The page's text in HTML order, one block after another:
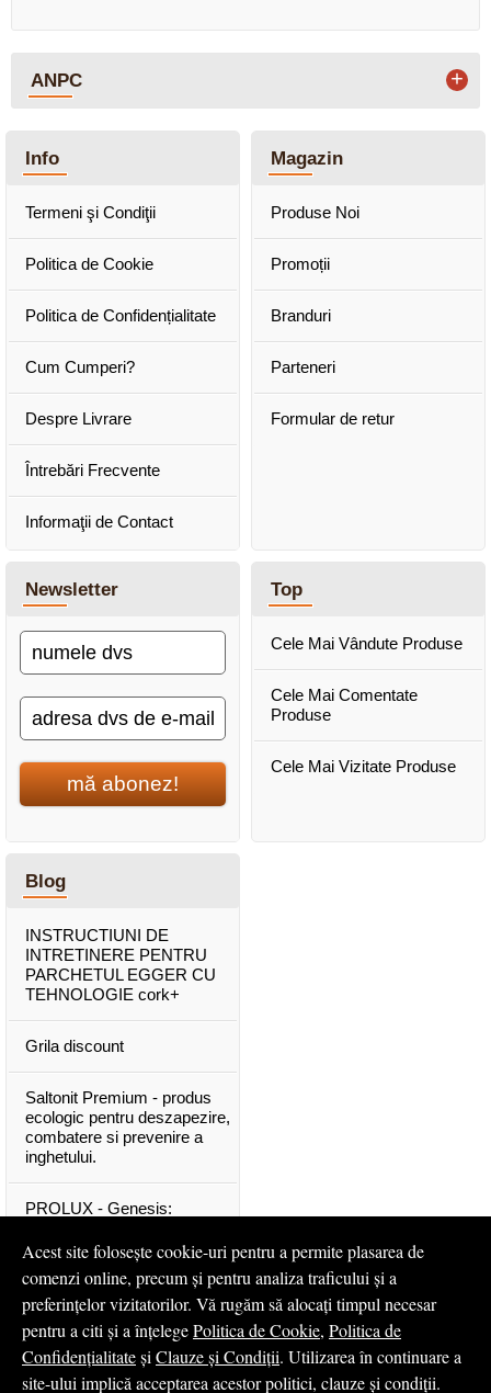
ANPC +
Info
Termeni şi Condiţii
Politica de Cookie
Politica de Confidențialitate
Cum Cumperi?
Despre Livrare
Întrebări Frecvente
Informaţii de Contact
Magazin
Produse Noi
Promoții
Branduri
Parteneri
Formular de retur
Newsletter
mă abonez!
Top
Cele Mai Vândute Produse
Cele Mai Comentate
Produse
Cele Mai Vizitate Produse
Blog
INSTRUCTIUNI DE
INTRETINERE PENTRU
PARCHETUL EGGER CU
TEHNOLOGIE cork+
Grila discount
Saltonit Premium - produs
ecologic pentru deszapezire,
combatere si prevenire a
inghetului.
PROLUX - Genesis:
calitate superioara
Mascota PROLUX Genesis
...toate articolele & ştirile
Acest site folosește cookie-uri pentru a permite plasarea de
comenzi online, precum și pentru analiza traficului și a
preferințelor vizitatorilor. Vă rugăm să alocați timpul necesar
pentru a citi și a înțelegePolitica de Cookie, Politica de
Confidențialitateși Clauze și Condiții. Utilizarea în continuare a
site-ului implică acceptarea acestor politici, clauze și condiții.